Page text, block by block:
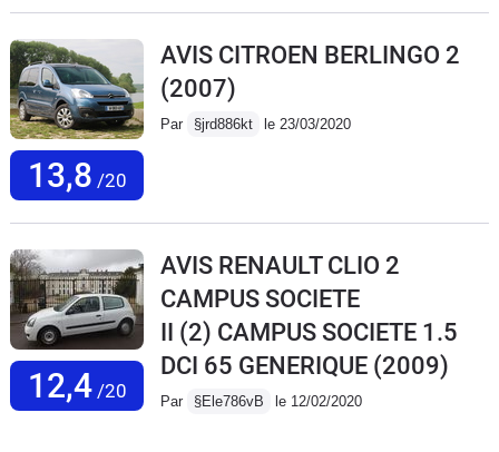
13,8 /20
AVIS CITROEN BERLINGO 2
(2007)
Par §jrd886kt le 23/03/2020
12,4/20
AVIS RENAULT CLIO 2
CAMPUS SOCIETE
II (2) CAMPUS SOCIETE 1.5
DCI 65 GENERIQUE (2009)
Par §Ele786vB le 12/02/2020